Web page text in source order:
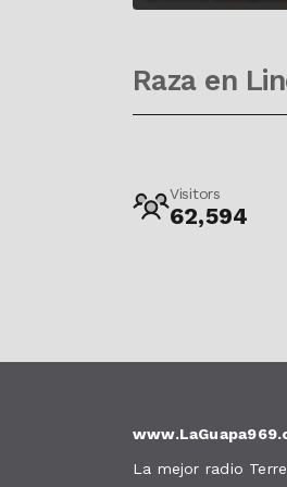
Raza en
Visitors
62,594
La mejor radio